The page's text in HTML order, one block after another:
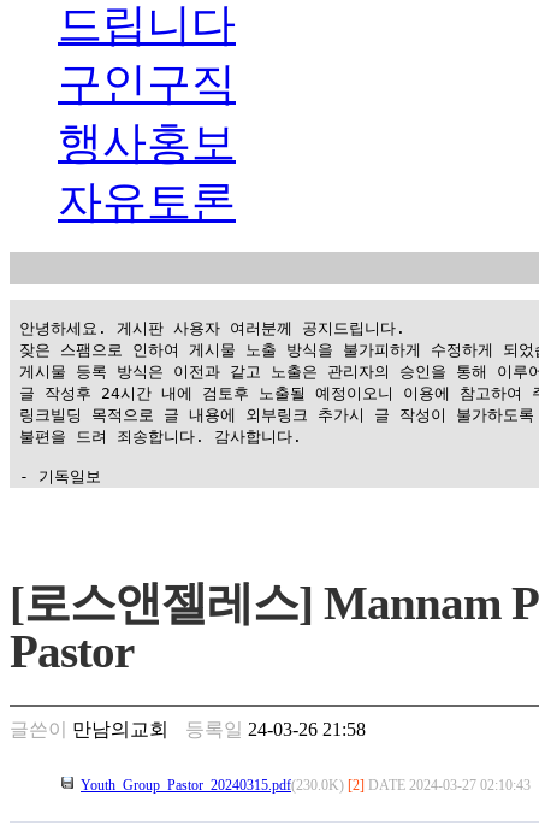
드립니다
구인구직
행사홍보
자유토론
안녕하세요. 게시판 사용자 여러분께 공지드립니다.
잦은 스팸으로 인하여 게시물 노출 방식을 불가피하게 수정하게 되었
게시물 등록 방식은 이전과 같고 노출은 관리자의 승인을 통해 이루
글 작성후 24시간 내에 검토후 노출될 예정이오니 이용에 참고하여
링크빌딩 목적으로 글 내용에 외부링크 추가시 글 작성이 불가하도
불편을 드려 죄송합니다. 감사합니다.
- 기독일보
남
찾
기
은
링
크
넷
[로스앤젤레스] Mannam
Pastor
글쓴이 만남의교회 등록일 24-03-26 21:58
Youth_Group_Pastor_20240315.pdf(230.0K) [2] DATE 2024-03-27 02:10:43